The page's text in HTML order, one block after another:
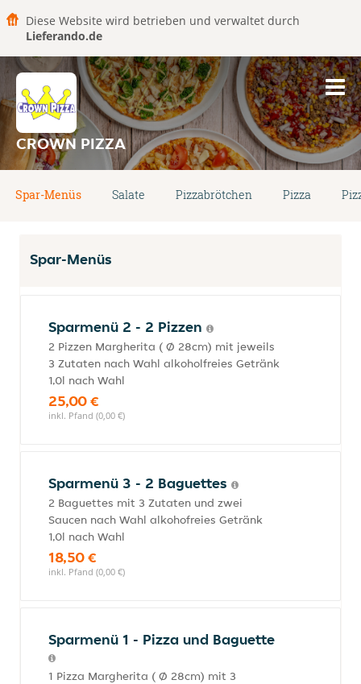
Diese Website wird betrieben und verwaltet durch
Lieferando.de
CROWN PIZZA
Spar-Menüs Salate Pizzabrötchen Pizza
Spar-Menüs
Sparmenü 2 - 2 Pizzen
2 Pizzen Margherita ( Ø 28cm) mit jeweils
3 Zutaten nach Wahl alkoholfreies Getränk
1,0l nach Wahl
25,00 €
inkl. Pfand (0,00 €)
Sparmenü 3 - 2 Baguettes
2 Baguettes mit 3 Zutaten und zwei
Saucen nach Wahl alkohofreies Getränk
1,0l nach Wahl
18,50 €
inkl. Pfand (0,00 €)
Sparmenü 1 - Pizza und Baguette
1 Pizza Margherita ( Ø 28cm) mit 3